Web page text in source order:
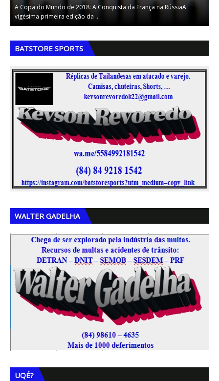
A Copa do Mundo de 2018: A Conquista da França na RússiaA
vigésima primeira edição da …
BATSTORE SPORTS
WALTER GADELHA
UQÉ?